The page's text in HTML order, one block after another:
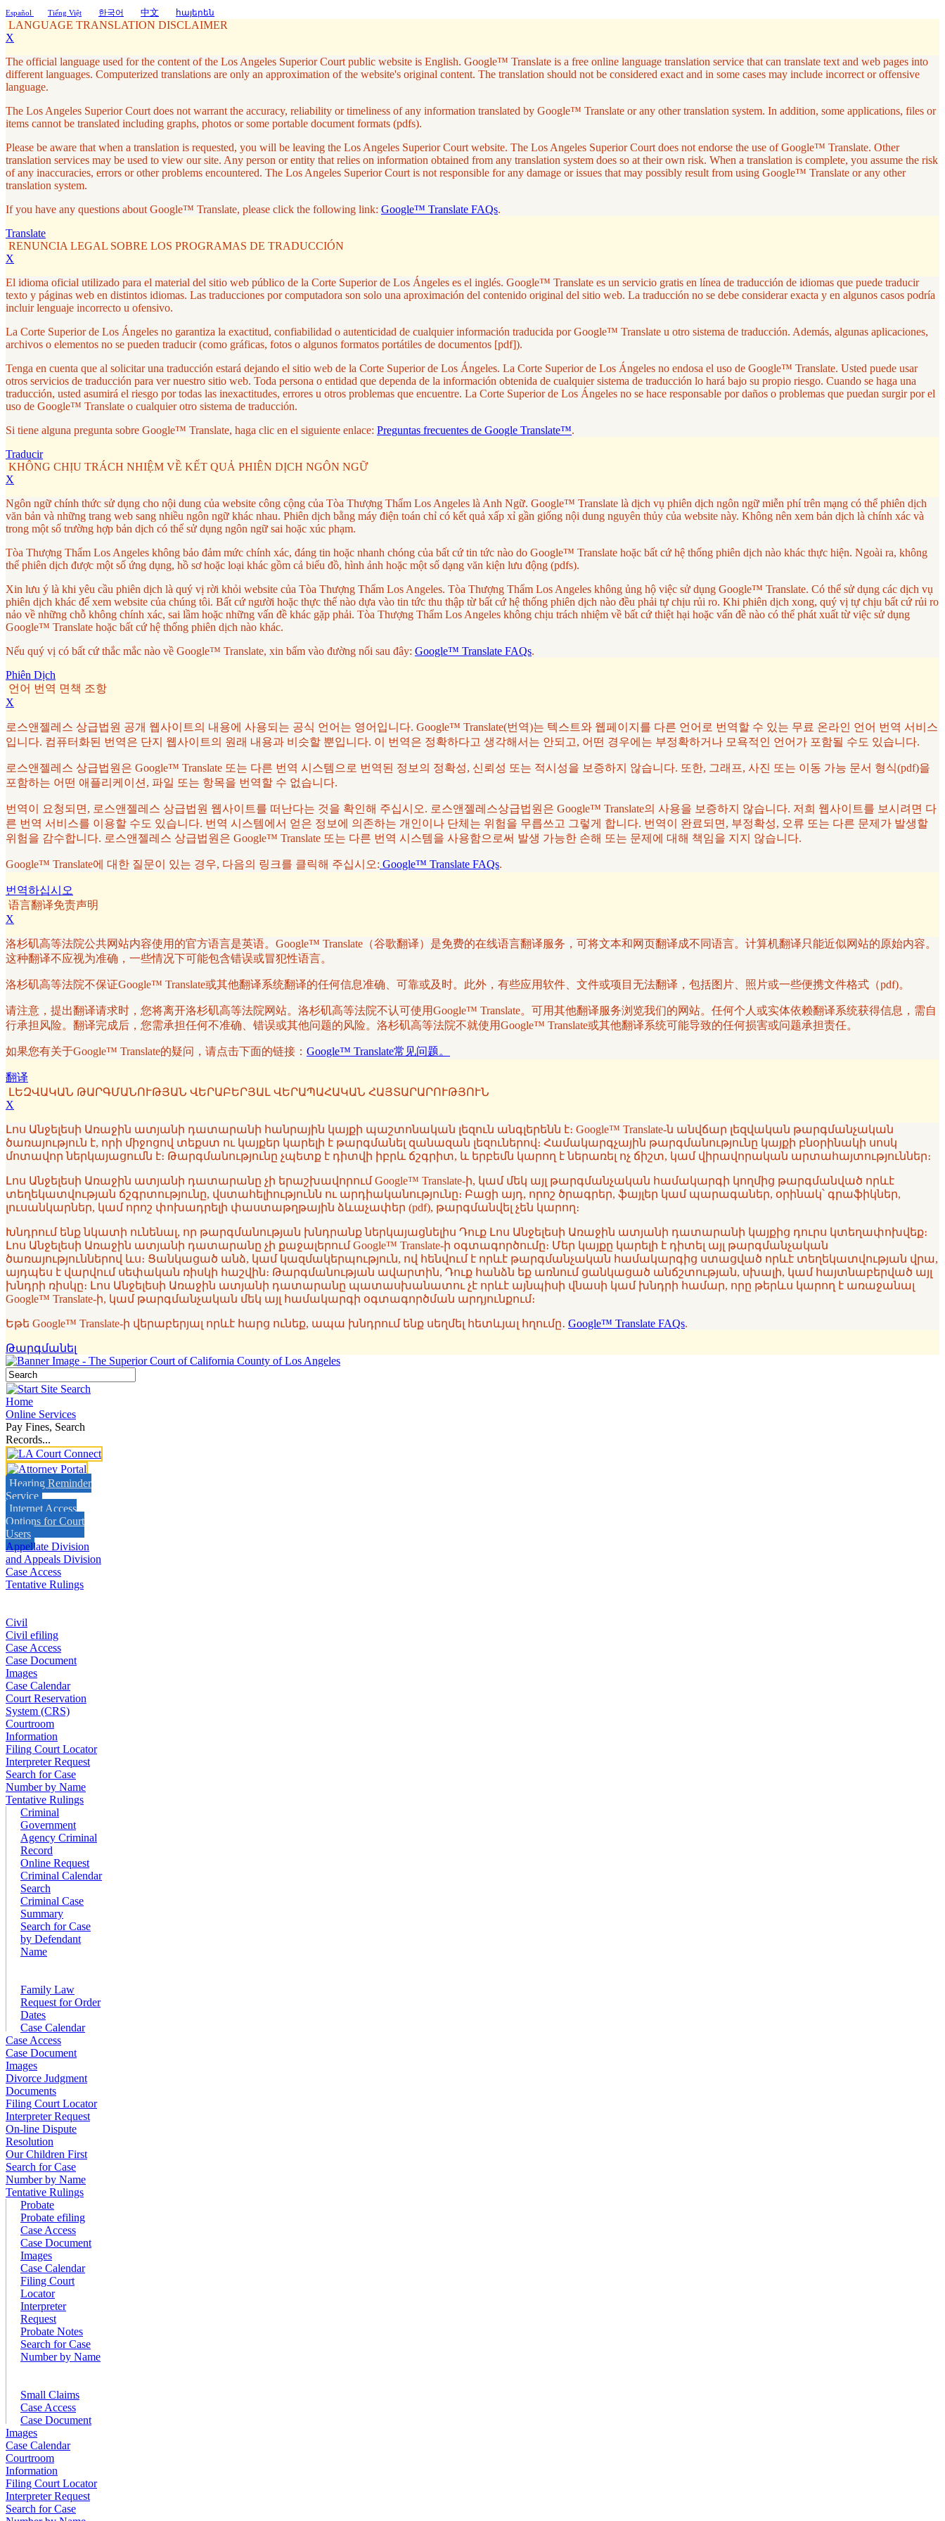
Español Tiếng Việt 한국어 中文 հայերեն
LANGUAGE TRANSLATION DISCLAIMER
X
The official language used for the content of the Los Angeles Superior Court public website is English. Google™ Translate is a free online language translation service that can translate text and web pages into
different languages. Computerized translations are only an approximation of the website's original content. The translation should not be considered exact and in some cases may include incorrect or offensive
language.
The Los Angeles Superior Court does not warrant the accuracy, reliability or timeliness of any information translated by Google™ Translate or any other translation system. In addition, some applications, files or
items cannot be translated including graphs, photos or some portable document formats (pdfs).
Please be aware that when a translation is requested, you will be leaving the Los Angeles Superior Court website. The Los Angeles Superior Court does not endorse the use of Google™ Translate. Other
translation services may be used to view our site. Any person or entity that relies on information obtained from any translation system does so at their own risk. When a translation is complete, you assume the risk
of any inaccuracies, errors or other problems encountered. The Los Angeles Superior Court is not responsible for any damage or issues that may possibly result from using Google™ Translate or any other
translation system.
If you have any questions about Google™ Translate, please click the following link: Google™ Translate FAQs.
Translate
RENUNCIA LEGAL SOBRE LOS PROGRAMAS DE TRADUCCIÓN
X
El idioma oficial utilizado para el material del sitio web público de la Corte Superior de Los Ángeles es el inglés. Google™ Translate es un servicio gratis en línea de traducción de idiomas que puede traducir
texto y páginas web en distintos idiomas. Las traducciones por computadora son solo una aproximación del contenido original del sitio web. La traducción no se debe considerar exacta y en algunos casos podría
incluir lenguaje incorrecto u ofensivo.
La Corte Superior de Los Ángeles no garantiza la exactitud, confiabilidad o autenticidad de cualquier información traducida por Google™ Translate u otro sistema de traducción. Además, algunas aplicaciones,
archivos o elementos no se pueden traducir (como gráficas, fotos o algunos formatos portátiles de documentos [pdf]).
Tenga en cuenta que al solicitar una traducción estará dejando el sitio web de la Corte Superior de Los Ángeles. La Corte Superior de Los Ángeles no endosa el uso de Google™ Translate. Usted puede usar
otros servicios de traducción para ver nuestro sitio web. Toda persona o entidad que dependa de la información obtenida de cualquier sistema de traducción lo hará bajo su propio riesgo. Cuando se haga una
traducción, usted asumirá el riesgo por todas las inexactitudes, errores u otros problemas que encuentre. La Corte Superior de Los Ángeles no se hace responsable por daños o problemas que puedan surgir por el
uso de Google™ Translate o cualquier otro sistema de traducción.
Si tiene alguna pregunta sobre Google™ Translate, haga clic en el siguiente enlace: Preguntas frecuentes de Google Translate™.
Traducir
KHÔNG CHỊU TRÁCH NHIỆM VỀ KẾT QUẢ PHIÊN DỊCH NGÔN NGỮ
X
Ngôn ngữ chính thức sử dụng cho nội dung của website công cộng của Tòa Thượng Thẩm Los Angeles là Anh Ngữ. Google™ Translate là dịch vụ phiên dịch ngôn ngữ miễn phí trên mạng có thể phiên dịch
văn bản và những trang web sang nhiều ngôn ngữ khác nhau. Phiên dịch bằng máy điện toán chỉ có kết quả xấp xỉ gần giống nội dung nguyên thủy của website này. Không nên xem bản dịch là chính xác và
trong một số trường hợp bản dịch có thể sử dụng ngôn ngữ sai hoặc xúc phạm.
Tòa Thượng Thẩm Los Angeles không bảo đảm mức chính xác, đáng tin hoặc nhanh chóng của bất cứ tin tức nào do Google™ Translate hoặc bất cứ hệ thống phiên dịch nào khác thực hiện. Ngoài ra, không
thể phiên dịch được một số ứng dụng, hồ sơ hoặc loại khác gồm cả biểu đồ, hình ảnh hoặc một số dạng văn kiện lưu động (pdfs).
Xin lưu ý là khi yêu cầu phiên dịch là quý vị rời khỏi website của Tòa Thượng Thẩm Los Angeles. Tòa Thượng Thẩm Los Angeles không ủng hộ việc sử dụng Google™ Translate. Có thể sử dụng các dịch vụ
phiên dịch khác để xem website của chúng tôi. Bất cứ người hoặc thực thể nào dựa vào tin tức thu thập từ bất cứ hệ thống phiên dịch nào đều phải tự chịu rủi ro. Khi phiên dịch xong, quý vị tự chịu bất cứ rủi ro
nảo về những chỗ không chính xác, sai lầm hoặc những vấn đề khác gặp phải. Tòa Thượng Thẩm Los Angeles không chịu trách nhiệm về bất cứ thiệt hại hoặc vấn đề nào có thể phát xuất từ việc sử dụng
Google™ Translate hoặc bất cứ hệ thống phiên dịch nào khác.
Nếu quý vị có bất cứ thắc mắc nào về Google™ Translate, xin bấm vào đường nối sau đây: Google™ Translate FAQs.
Phiên Dịch
언어 번역 면책 조항
X
로스앤젤레스 상급법원 공개 웹사이트의 내용에 사용되는 공식 언어는 영어입니다. Google™ Translate(번역)는 텍스트와 웹페이지를 다른 언어로 번역할 수 있는 무료 온라인 언어 번역 서비스
입니다. 컴퓨터화된 번역은 단지 웹사이트의 원래 내용과 비슷할 뿐입니다. 이 번역은 정확하다고 생각해서는 안되고, 어떤 경우에는 부정확하거나 모욕적인 언어가 포함될 수도 있습니다.
로스앤젤레스 상급법원은 Google™ Translate 또는 다른 번역 시스템으로 번역된 정보의 정확성, 신뢰성 또는 적시성을 보증하지 않습니다. 또한, 그래프, 사진 또는 이동 가능 문서 형식(pdf)을
포함하는 어떤 애플리케이션, 파일 또는 항목을 번역할 수 없습니다.
번역이 요청되면, 로스앤젤레스 상급법원 웹사이트를 떠난다는 것을 확인해 주십시오. 로스앤젤레스상급법원은 Google™ Translate의 사용을 보증하지 않습니다. 저희 웹사이트를 보시려면 다
른 번역 서비스를 이용할 수도 있습니다. 번역 시스템에서 얻은 정보에 의존하는 개인이나 단체는 위험을 무릅쓰고 그렇게 합니다. 번역이 완료되면, 부정확성, 오류 또는 다른 문제가 발생할
위험을 감수합니다. 로스앤젤레스 상급법원은 Google™ Translate 또는 다른 번역 시스템을 사용함으로써 발생 가능한 손해 또는 문제에 대해 책임을 지지 않습니다.
Google™ Translate에 대한 질문이 있는 경우, 다음의 링크를 클릭해 주십시오: Google™ Translate FAQs.
번역하십시오
语言翻译免责声明
X
洛杉矶高等法院公共网站内容使用的官方语言是英语。Google™ Translate（谷歌翻译）是免费的在线语言翻译服务，可将文本和网页翻译成不同语言。计算机翻译只能近似网站的原始内容。
这种翻译不应视为准确，一些情况下可能包含错误或冒犯性语言。
洛杉矶高等法院不保证Google™ Translate或其他翻译系统翻译的任何信息准确、可靠或及时。此外，有些应用软件、文件或项目无法翻译，包括图片、照片或一些便携文件格式（pdf)。
请注意，提出翻译请求时，您将离开洛杉矶高等法院网站。洛杉矶高等法院不认可使用Google™ Translate。可用其他翻译服务浏览我们的网站。任何个人或实体依赖翻译系统获得信息，需自
行承担风险。翻译完成后，您需承担任何不准确、错误或其他问题的风险。洛杉矶高等法院不就使用Google™ Translate或其他翻译系统可能导致的任何损害或问题承担责任。
如果您有关于Google™ Translate的疑问，请点击下面的链接： Google™ Translate常见问题。
翻译
ԼԵԶՎԱԿԱՆ ԹԱՐԳՄԱՆՈՒԹՅԱՆ ՎԵՐԱԲԵՐՅԱԼ ՎԵՐԱՊԱՀԱԿԱՆ ՀԱՅՏԱՐԱՐՈՒԹՅՈՒՆ
X
Լոս Անջելեսի Առաջին ատյանի դատարանի հանրային կայքի պաշտոնական լեզուն անգլերենն է։ Google™ Translate-ն անվճար լեզվական թարգմանչական
ծառայություն է, որի միջոցով տեքստ ու կայքեր կարելի է թարգմանել զանազան լեզուներով։ Համակարգչային թարգմանությունը կայքի բնօրինակի սոսկ
մոտավոր ներկայացումն է։ Թարգմանությունը չպետք է դիտվի իբրև ճշգրիտ, և երբեմն կարող է ներառել ոչ ճիշտ, կամ վիրավորական արտահայտություններ։
Լոս Անջելեսի Առաջին ատյանի դատարանը չի երաշխավորում Google™ Translate-ի, կամ մեկ այլ թարգմանչական համակարգի կողմից թարգմանված որևէ
տեղեկատվության ճշգրտությունը, վստահելիությունն ու արդիականությունը։ Բացի այդ, որոշ ծրագրեր, ֆայլեր կամ պարագաներ, օրինակ՝ գրաֆիկներ,
լուսանկարներ, կամ որոշ փոխադրելի փաստաթղթային ձևաչափեր (pdf), թարգմանվել չեն կարող։
Խնդրում ենք նկատի ունենալ, որ թարգմանության խնդրանք ներկայացնելիս Դուք Լոս Անջելեսի Առաջին ատյանի դատարանի կայքից դուրս կտեղափոխվեք։
Լոս Անջելեսի Առաջին ատյանի դատարանը չի քաջալերում Google™ Translate-ի օգտագործումը։ Մեր կայքը կարելի է դիտել այլ թարգմանչական
ծառայություններով ևս։ Ցանկացած անձ, կամ կազմակերպություն, ով հենվում է որևէ թարգմանչական համակարգից ստացված որևէ տեղեկատվության վրա,
այդպես է վարվում սեփական ռիսկի հաշվին։ Թարգմանության ավարտին, Դուք հանձն եք առնում ցանկացած անճշտության, սխալի, կամ հայտնաբերված այլ
խնդրի ռիսկը։ Լոս Անջելեսի Առաջին ատյանի դատարանը պատասխանատու չէ որևէ այնպիսի վնասի կամ խնդրի համար, որը թերևս կարող է առաջանալ
Google™ Translate-ի, կամ թարգմանչական մեկ այլ համակարգի օգտագործման արդյունքում։
Եթե Google™ Translate-ի վերաբերյալ որևէ հարց ունեք, ապա խնդրում ենք սեղմել հետևյալ հղումը․ Google™ Translate FAQs.
Թարգմանել
Home
Online Services
Pay Fines, Search
Records...
Hearing Reminder
Service
Internet Access
Options for Court
Users
Appellate Division
and Appeals Division
Case Access
Tentative Rulings
Civil
Civil efiling
Case Access
Case Document
Images
Case Calendar
Court Reservation
System (CRS)
Courtroom
Information
Filing Court Locator
Interpreter Request
Search for Case
Number by Name
Tentative Rulings
Criminal
Government
Agency Criminal
Record
Online Request
Criminal Calendar
Search
Criminal Case
Summary
Search for Case
by Defendant
Name
Family Law
Request for Order
Dates
Case Calendar
Case Access
Case Document
Images
Divorce Judgment
Documents
Filing Court Locator
Interpreter Request
On-line Dispute
Resolution
Our Children First
Search for Case
Number by Name
Tentative Rulings
Probate
Probate efiling
Case Access
Case Document
Images
Case Calendar
Filing Court
Locator
Interpreter
Request
Probate Notes
Search for Case
Number by Name
Small Claims
Case Access
Case Document
Images
Case Calendar
Courtroom
Information
Filing Court Locator
Interpreter Request
Search for Case